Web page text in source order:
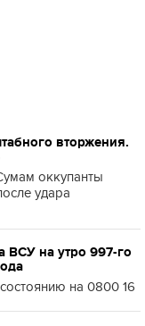
вторжения.
оккупанты
удара
ВСУ на утро 997-го
на 0800 16